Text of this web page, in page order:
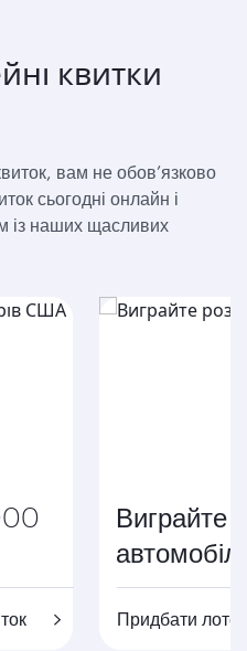
квитки
вам не обов’язково
сьогодні онлайн і
із наших щасливих
Виграйте
Придбати